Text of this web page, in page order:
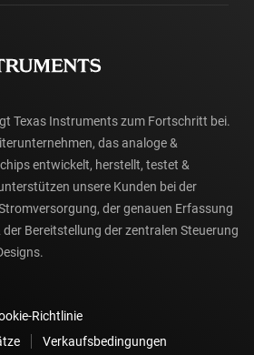
zu Bestellungen
Texas Instruments zum Fortschritt bei.
das analoge &
entwickelt, herstellt, testet &
unsere Kunden bei der
der genauen Erfassung
Bereitstellung der zentralen Steuerung
Richtlinie
Verkaufsbedingungen